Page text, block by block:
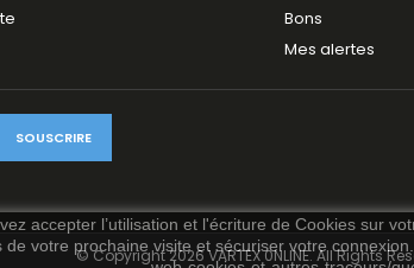
Bons
Mes alertes
accepter l’utilisation et l'écriture de Cookies sur
votre prochaine visite et sécuriser votre
© Copyright 2026 VARTEX 0NLINE. All Rights